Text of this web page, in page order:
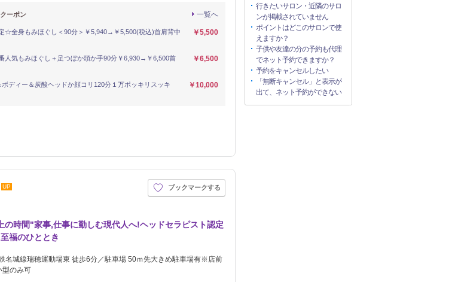
一覧へ
ーポン
☆全身もみほぐし＜90分＞￥5,940→￥5,500(税込)首肩背中
￥5,500
人気もみほぐし＋足つぼか頭か手90分￥6,930→￥6,500首
￥6,500
ディー＆炭酸ヘッドか顔コリ120分１万ポッキリスッキ
￥10,000
UP ブックマークする
の時間"家事,仕事に勤しむ現代人へ!ヘッドセラピスト認定
福のひととき
名城線瑞穂運動場東 徒歩6分／駐車場 50ｍ先大きめ駐車場有※店前
型のみ可
行きたいサロン・近隣のサロ
ンが掲載されていません
ポイントはどこのサロンで使
えますか？
子供や友達の分の予約も代理
でネット予約できますか？
予約をキャンセルしたい
「無断キャンセル」と表示が
出て、ネット予約ができない